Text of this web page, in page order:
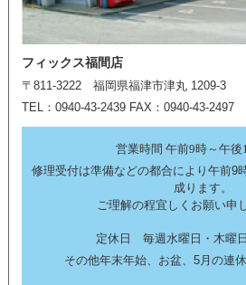
フィックス福間店
〒811-3222 福岡県福津市津丸 1209-3
TEL：0940-43-2439 FAX：0940-43-2497
営業時間 午前9時～午後
修理受付は準備などの都合により午前9
成ります。
ご理解の程宜しくお願い申
定休日 毎週水曜日・木曜
その他年末年始、お盆、5月の連